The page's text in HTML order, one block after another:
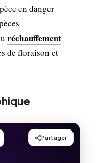
en danger
réchauffement
de floraison et